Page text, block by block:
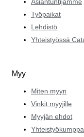
Työpaikat
Lehdistö
Yhteistyössä
Myy
Miten myyn
Vinkit myyjille
Myyjän ehdot